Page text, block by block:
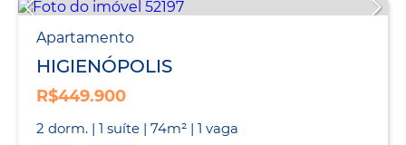
Apartamento
HIGIENÓPOLIS
R$449.900
2 dorm. | 1 suíte | 74m² | 1 vaga